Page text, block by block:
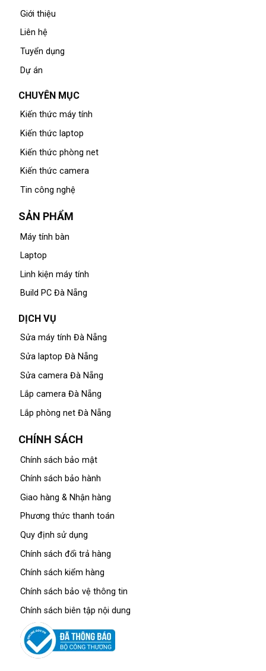
Giới thiệu
Liên hệ
Tuyển dụng
Dự án
CHUYÊN MỤC
Kiến thức máy tính
Kiến thức laptop
Kiến thức phòng net
Kiến thức camera
Tin công nghệ
SẢN PHẨM
Máy tính bàn
Laptop
Linh kiện máy tính
Build PC Đà Nẵng
DỊCH VỤ
Sửa máy tính Đà Nẵng
Sửa laptop Đà Nẵng
Sửa camera Đà Nẵng
Lắp camera Đà Nẵng
Lắp phòng net Đà Nẵng
CHÍNH SÁCH
Chính sách bảo mật
Chính sách bảo hành
Giao hàng & Nhận hàng
Phương thức thanh toán
Quy định sử dụng
Chính sách đổi trả hàng
Chính sách kiểm hàng
Chính sách bảo vệ thông tin
Chính sách biên tập nội dung